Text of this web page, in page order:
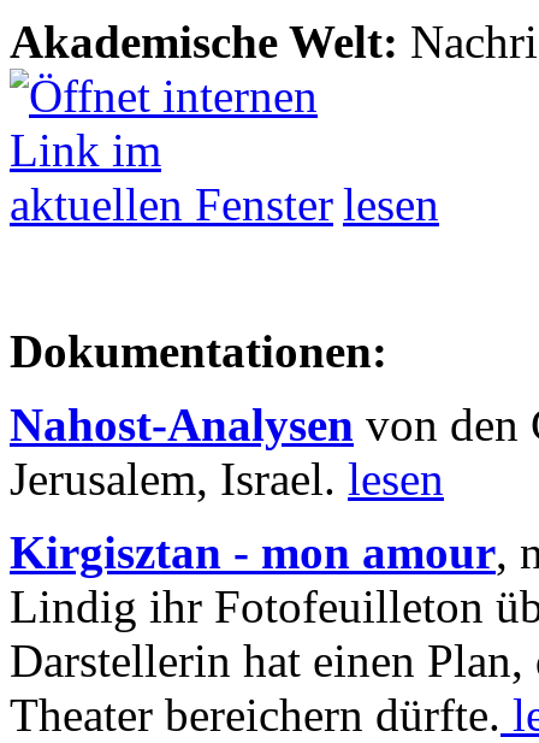
Akademische Welt:
lesen
Dokumentationen:
Nahost-Analysen von den
Jerusalem, Israel. lesen
Kirgisztan - mon amour,
Lindig ihr Fotofeuilleton
Darstellerin hat einen Plan,
Theater bereichern dürfte.